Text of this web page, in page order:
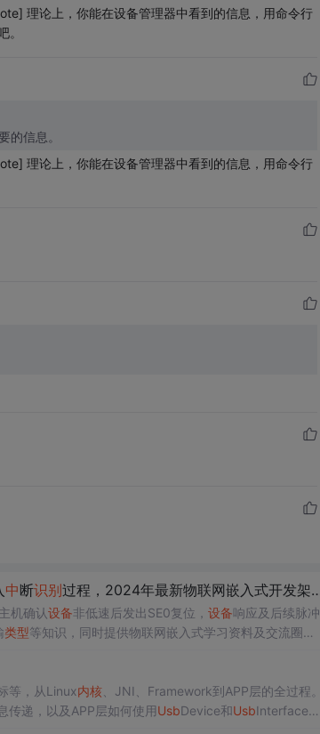
理论上，你能在设备管理器中看到的信息，用命令行
信息。
理论上，你能在设备管理器中看到的信息，用命令行
中断识别过程，2024年最新物联网嵌入式开发架构师必备框架技能核心笔记
机确认设备非低速后发出SE0复位， 设备响应及后续脉冲
类型等知识，同时提供物联网嵌入式学习资料及交流圈
等，从Linux内核、JNI、Framework到APP层的全过程。
递，以及APP层如何使用UsbDevice和UsbInterface类